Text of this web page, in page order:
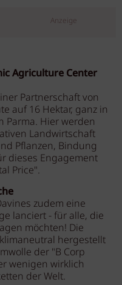
Anzeige
Agriculture Center
Partnerschaft von
auf 16 Hektar, ganz in
Parma. Hier werden
Landwirtschaft
Pflanzen, Bindung
dieses Engagement
Price".
zudem eine
lanciert - für alle, die
möchten! Die
hergestellt
der "B Corp
wenigen wirklich
der Welt.